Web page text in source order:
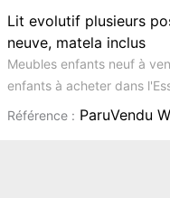
Lit evolutif plusieurs
neuve, matela inclus
Meubles enfants neuf à
enfants à acheter dans
Référence : ParuVendu